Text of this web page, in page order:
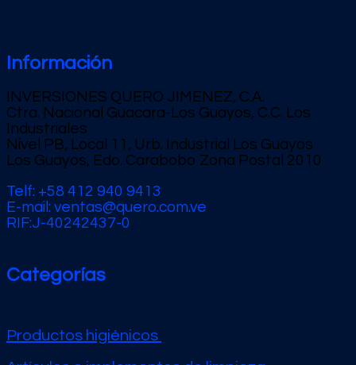
Información
INVERSIONES QUERO JIMENEZ, C.A.
Ctra. Nacional Guacara-Los Guayos, C.C. Los
Industriales
Nivel PB, Local 11, Urb. Industrial Los Guayos
Los Guayos, Edo. Carabobo Zona Postal 2010
Telf: +58 412 940 9413
E-mail: ventas@quero.com.ve
RIF:J-40242437-0
Categorías
Productos higiénicos